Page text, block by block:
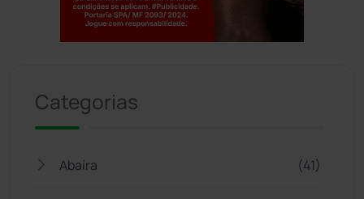
Categorias
Abaíra (41)